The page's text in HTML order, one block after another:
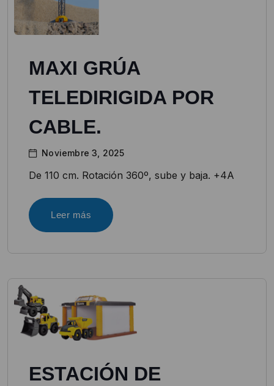
MAXI GRÚA
TELEDIRIGIDA POR
CABLE.
Noviembre 3, 2025
De 110 cm. Rotación 360º, sube y baja. +4A
Leer más
ESTACIÓN DE